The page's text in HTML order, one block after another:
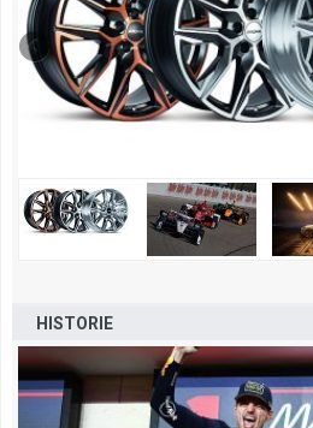
HISTORIE